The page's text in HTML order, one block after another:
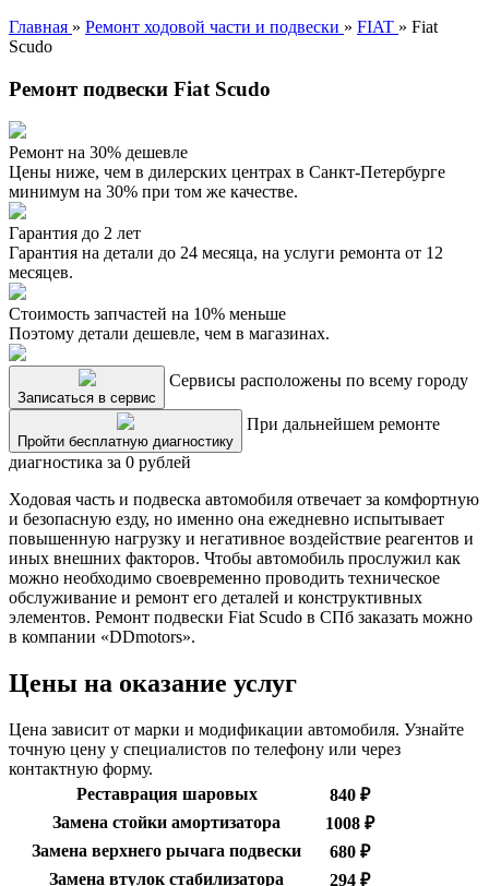
Главная » Ремонт ходовой части и подвески » FIAT » Fiat
Scudo
Ремонт подвески Fiat Scudo
Ремонт на 30% дешевле
Цены ниже, чем в дилерских центрах в Санкт-Петербурге
минимум на 30% при том же качестве.
Гарантия до 2 лет
Гарантия на детали до 24 месяца, на услуги ремонта от 12
месяцев.
Стоимость запчастей на 10% меньше
Поэтому детали дешевле, чем в магазинах.
Записаться в сервис
Сервисы расположены по всему городу
Пройти бесплатную диагностику
При дальнейшем ремонте
диагностика за 0 рублей
Ходовая часть и подвеска автомобиля отвечает за комфортную
и безопасную езду, но именно она ежедневно испытывает
повышенную нагрузку и негативное воздействие реагентов и
иных внешних факторов. Чтобы автомобиль прослужил как
можно необходимо своевременно проводить техническое
обслуживание и ремонт его деталей и конструктивных
элементов. Ремонт подвески Fiat Scudo в СПб заказать можно
в компании «DDmotors».
Цены на оказание услуг
Цена зависит от марки и модификации автомобиля. Узнайте
точную цену у специалистов по телефону или через
контактную форму.
Реставрация шаровых
840 ₽
Замена стойки амортизатора
1008 ₽
Замена верхнего рычага подвески
680 ₽
Замена втулок стабилизатора
294 ₽